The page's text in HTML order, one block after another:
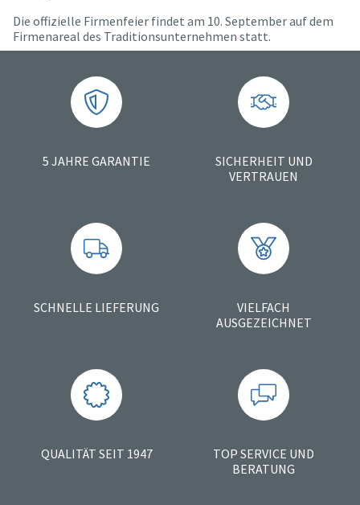
Die offizielle Firmenfeier findet am 10. September auf dem
Firmenareal des Traditionsunternehmen statt.
5 JAHRE GARANTIE
SICHERHEIT UND
VERTRAUEN
SCHNELLE LIEFERUNG
VIELFACH
AUSGEZEICHNET
QUALITÄT SEIT 1947
TOP SERVICE UND
BERATUNG